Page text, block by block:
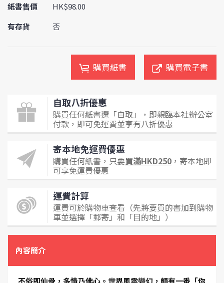
紙書售價
HK$98.00
有存貨
否
購買紙書 購買電子書
自取八折優惠
購買任何紙書選「自取」，即親臨本社辦公室
付款，即可免運費並享有八折優惠
寄本地免運費優惠
購買任何紙書，只要買滿HKD250 ，寄本地即
可享免運費優惠
運費計算
運費可於購物車查看（先將要買的書加到購物
車並選擇「郵寄」和「目的地」）
內容簡介
不俗即仙骨，多情乃佛心。世界風雲變幻，頗有一番「你